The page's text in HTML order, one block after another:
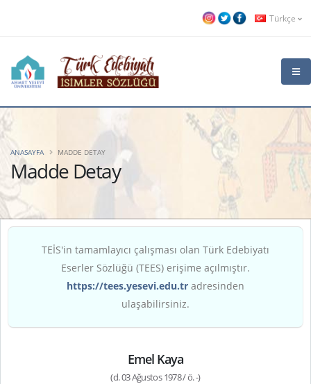
Türkçe
Madde Detay
ANASAYFA MADDE DETAY
TEİS'in tamamlayıcı çalışması olan Türk Edebiyatı
Eserler Sözlüğü (TEES) erişime açılmıştır.
https://tees.yesevi.edu.tr adresinden
ulaşabilirsiniz.
Emel Kaya
(d. 03 Ağustos 1978 / ö. -)